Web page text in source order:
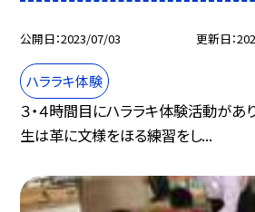
公開日 2023/07/03 更新日
ハララキ体験
３・４時間目にハララキ体験活動があ
生は革に文様をほる練習をし...